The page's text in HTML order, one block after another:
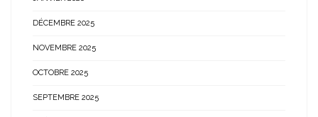
DÉCEMBRE 2025
NOVEMBRE 2025
OCTOBRE 2025
SEPTEMBRE 2025